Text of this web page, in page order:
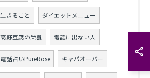
生きること ダイエットメニュー
高野豆腐の栄養 電話に出ない人
電話占いPureRose キャパオーバー